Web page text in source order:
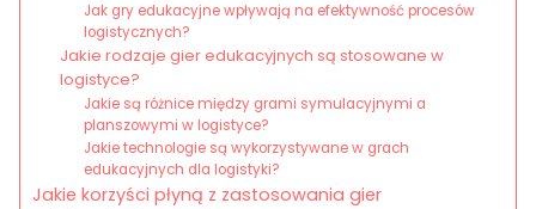
Jak gry edukacyjne wpływają na efektywność procesów
logistycznych?
Jakie rodzaje gier edukacyjnych są stosowane w
logistyce?
Jakie są różnice między grami symulacyjnymi a
planszowymi w logistyce?
Jakie technologie są wykorzystywane w grach
edukacyjnych dla logistyki?
Jakie korzyści płyną z zastosowania gier